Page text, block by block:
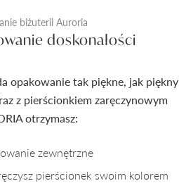
biżuterii Auroria
doskonałości
opakowanie tak piękne, jak piękny
z pierścionkiem zaręczynowym
otrzymasz:
zewnętrzne
pierścionek swoim kolorem